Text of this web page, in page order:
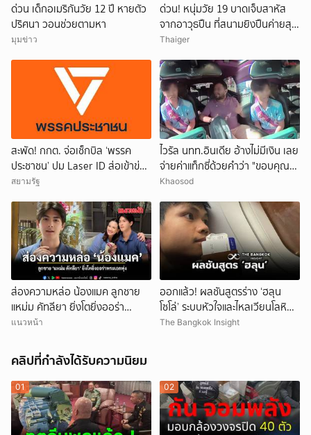
ด่วน เด็กอเมริกันวัย 12 ปี หายตัว
ปริศนา วอนช่วยตามหา
มุมข่าว
ด่วน! หนุ่มวัย 19 บาดเจ็บสาหัส
จากอาวุธปืน ที่สนามยิงปืนค่ายสุร
นารี โคราช ตำรวจเร่งสอบสาเหตุ
Thaiger
สะพัด! กกต. จ่อเช็กบิล ‘พรรค
ประชาชน’ ปม Laser ID ส่อเข้าข่าย
ยุบพรรคตาม ม.92
สยามรัฐ
ไวรัล นทท.อินเดีย อ้างไม่มีเงิน เลย
จ่ายค่าแท็กซี่ด้วยคำว่า "ขอบคุณ"
คนขับอึ้ง แห่วิจารณ์
Khaosod
ส่องความหล่อ น้องแมค ลูกชาย
แหม่ม คัทลียา ยิ่งโตยิ่งออร่า
พระเอกพุ่ง
แนวหน้า
ออกแล้ว! ผลชันสูตรร่าง ‘ฮลุน
โซโล่’ ระบบหัวใจและไหลเวียนโลหิต
ล้มเหลว
The Bangkok Insight
คลิปที่กำลังได้รับความนิยม
01 02